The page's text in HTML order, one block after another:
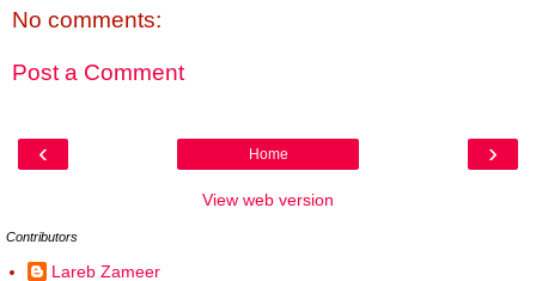
No comments:
Post a Comment
‹ ›
Home
View web version
Contributors
Lareb Zameer